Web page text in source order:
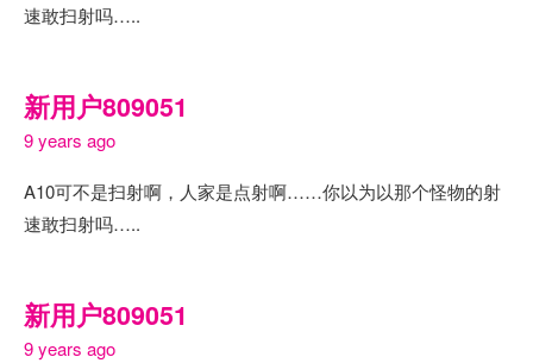
速敢扫射吗…..
新用户809051
9 years ago
A10可不是扫射啊，人家是点射啊……你以为以那个怪物的射
速敢扫射吗…..
新用户809051
9 years ago